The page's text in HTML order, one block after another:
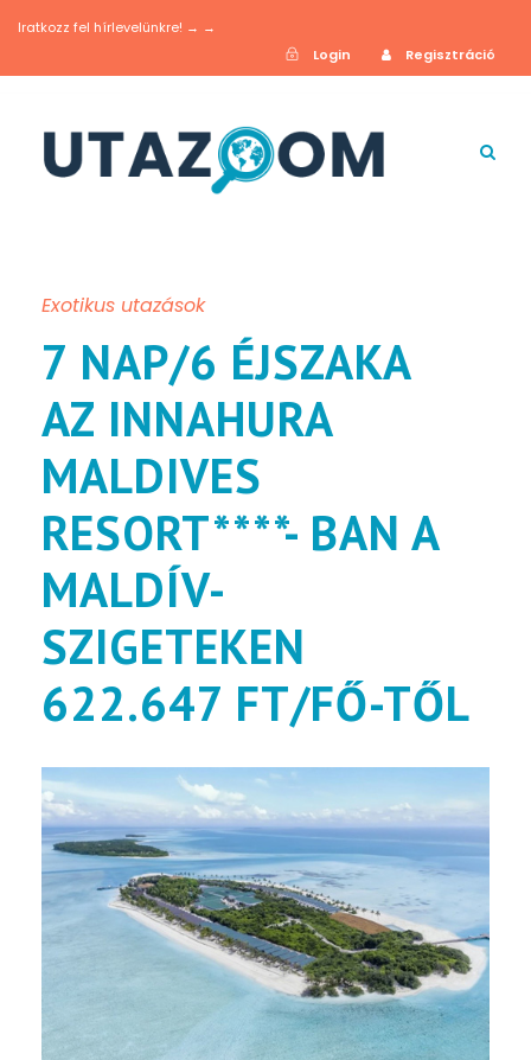
Iratkozz fel hírlevelünkre! → →
Login
Regisztráció
Exotikus utazások
7 NAP/6 ÉJSZAKA
AZ INNAHURA
MALDIVES
RESORT****- BAN A
MALDÍV-
SZIGETEKEN
622.647 FT/FŐ-TŐL